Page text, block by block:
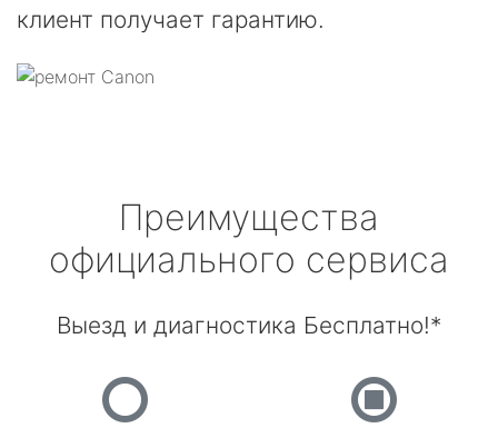
клиент получает гарантию.
Преимущества
официального сервиса
Выезд и диагностика Бесплатно!*